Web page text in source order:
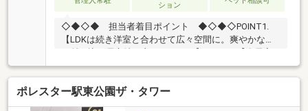
ション
◇◆◇◆ 担当者着目ポイント ◆◇◆◇POINT1.
【LDKは続き洋室と合わせて広々空間に。爽やかな光
収納完備。SICや収納力のあるWIC、納戸・リビング収
納を備えた豊富な収納も魅力です】POINT3.【ラウン
ジやライブラリーなど充実した共用施設！コンシェル
ジュが豊かな暮らしをサポートします】POINT4.【都
ポレスター駅東公園ザ・タワー